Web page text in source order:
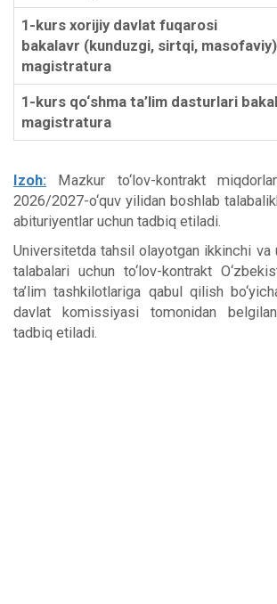
1-kurs xorijiy davlat fuqarosi
bakalavr (kunduzgi, sirtqi,
magistratura
1-kurs qo‘shma ta’lim dasturlari
magistratura
Izoh: Mazkur to‘lov-kontrakt
2026/2027-o‘quv yilidan boshlab
abituriyentlar uchun tadbiq etiladi.
Universitetda tahsil olayotgan ikkinchi va
talabalari uchun to‘lov-kontrakt
ta’lim tashkilotlariga qabul qilish
davlat komissiyasi tomonidan
tadbiq etiladi.